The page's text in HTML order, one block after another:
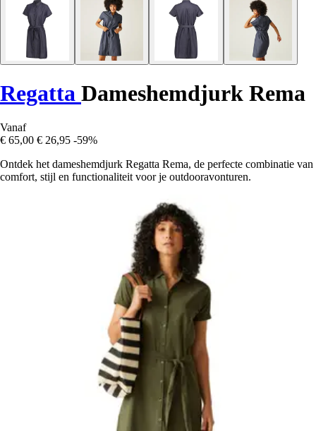
Regatta Dameshemdjurk Rema
Vanaf
€ 65,00 € 26,95 -59%
Ontdek het dameshemdjurk Regatta Rema, de perfecte combinatie van
comfort, stijl en functionaliteit voor je outdooravonturen.